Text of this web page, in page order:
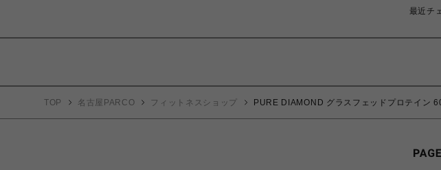
最近チ
TOP 名古屋PARCO フィットネスショップ PURE DIAMOND グラスフェッドプロテイン